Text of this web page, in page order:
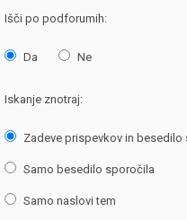
Išči po podforumih:
Da Ne
Iskanje znotraj:
Zadeve prispevkov in besedilo
Samo besedilo sporočila
Samo naslovi tem